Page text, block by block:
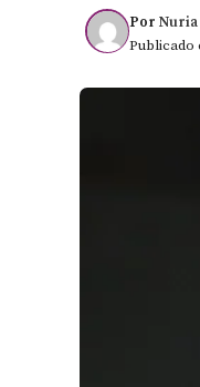
Por Nuria
Publicado